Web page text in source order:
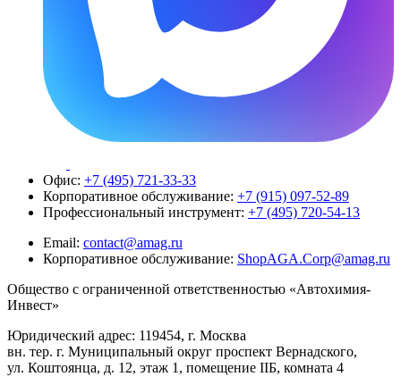
Офис: +7 (495) 721-33-33
Корпоративное обслуживание: +7 (915) 097-52-89
Профессиональный инструмент: +7 (495) 720-54-13
Email: contact@amag.ru
Корпоративное обслуживание: ShopAGA.Corp@amag.ru
Общество с ограниченной ответственностью «Автохимия-
Инвест»
Юридический адрес: 119454, г. Москва
вн. тер. г. Муниципальный округ проспект Вернадского,
ул. Коштоянца, д. 12, этаж 1, помещение IIБ, комната 4